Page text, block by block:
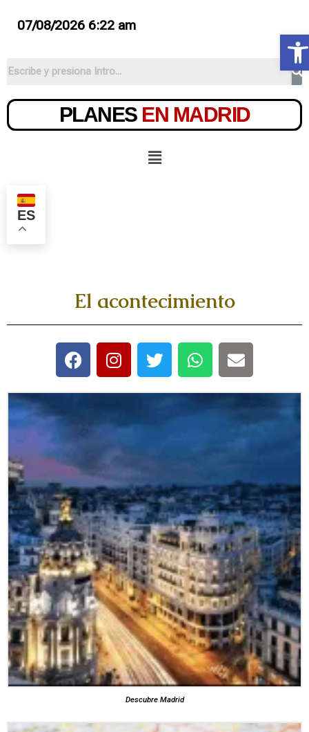
07/08/2026 6:22 am
PLANES EN MADRID
ES
El acontecimiento
Descubre Madrid